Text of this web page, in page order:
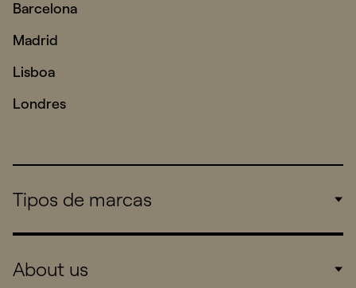
Barcelona
Madrid
Lisboa
Londres
Tipos de marcas
Consumers
About us